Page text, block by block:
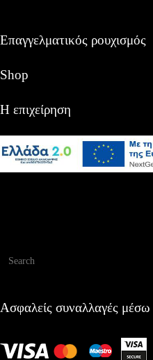
Επαγγελματικός ρουχισμός
Shop
Η επιχείρηση
Ασφαλείς συναλλαγές μέσω